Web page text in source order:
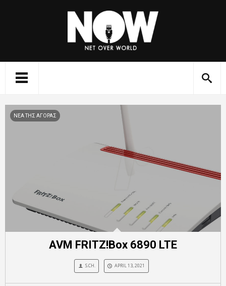
ΝΕΑ ΤΗΣ ΑΓΟΡΑΣ
AVM FRITZ!Box 6890 LTE
S.CH. APRIL 13, 2021